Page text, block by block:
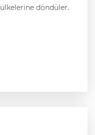
döndüler.